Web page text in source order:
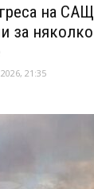
на САЩ
за няколко
21:35